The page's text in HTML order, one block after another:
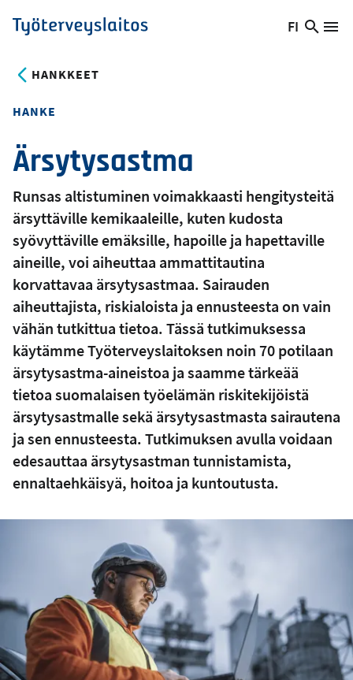
Hyppää
pääsisältöön
Työterveyslaitos
Vaihda
FI
Hae
HANKKEET
HANKE
Ärsytysastma
Runsas altistuminen voimakkaasti hengitysteitä
ärsyttäville kemikaaleille, kuten kudosta
syövyttäville emäksille, hapoille ja hapettaville
aineille, voi aiheuttaa ammattitautina
korvattavaa ärsytysastmaa. Sairauden
aiheuttajista, riskialoista ja ennusteesta on vain
vähän tutkittua tietoa. Tässä tutkimuksessa
käytämme Työterveyslaitoksen noin 70 potilaan
ärsytysastma-aineistoa ja saamme tärkeää
tietoa suomalaisen työelämän riskitekijöistä
ärsytysastmalle sekä ärsytysastmasta sairautena
ja sen ennusteesta. Tutkimuksen avulla voidaan
edesauttaa ärsytysastman tunnistamista,
ennaltaehkäisyä, hoitoa ja kuntoutusta.